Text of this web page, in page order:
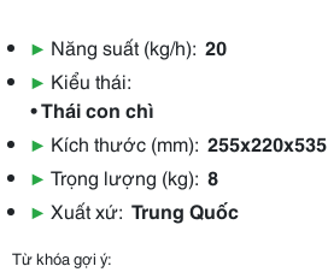
▶ Năng suất (kg/h): 20
▶ Kiểu thái:
• Thái con chì
▶ Kích thước (mm): 255x220x535
▶ Trọng lượng (kg): 8
▶ Xuất xứ: Trung Quốc
Từ khóa gợi ý: